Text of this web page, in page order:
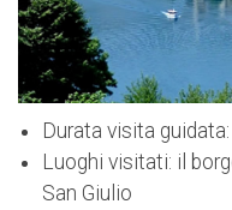
Durata visita
Luoghi visitati: il
San Giulio